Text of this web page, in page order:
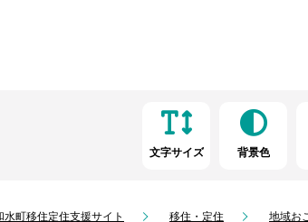
文字サイズ 背景色
水町移住定住支援サイト 移住・定住 地域お